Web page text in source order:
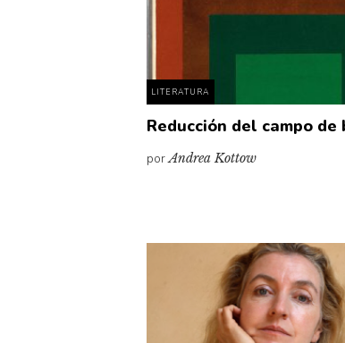
LITERATURA
Reducción del campo
porAndrea Kottow